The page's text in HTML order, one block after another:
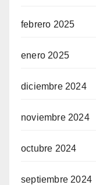
febrero 2025
enero 2025
diciembre 2024
noviembre 2024
octubre 2024
septiembre 2024